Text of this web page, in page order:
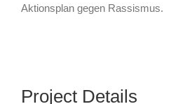
Aktionsplan gegen Rassismus.
Project Details